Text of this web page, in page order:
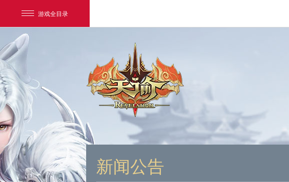
游戏全目录
网易游戏
我的足迹： 天谕
新闻公告